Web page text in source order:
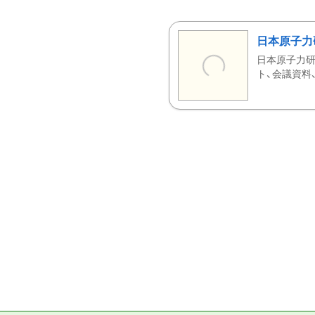
日本原子
日本原子力
ト、会議資